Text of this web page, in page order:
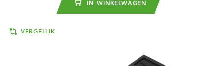
IN WINKELWAGEN
VERGELIJK